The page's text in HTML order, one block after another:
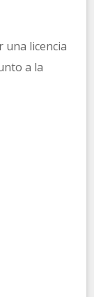
una licencia
a la